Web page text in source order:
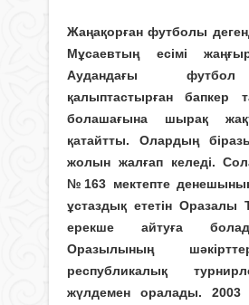
Жаңақорған футболы
Мұсаевтың есімі
Аудандағы футбол
қалыптастырған бапкер
болашағына шырақ
қатайтты. Олардың
жолын жалғап келеді.
№163 мектепте
ұстаздық ететін Оразалы
ерекше айтуға
Оразылының
республикалық
жүлдемен оралады. 2003